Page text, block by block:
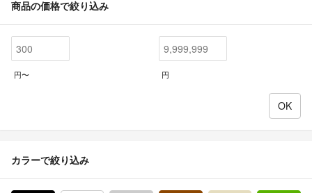
商品の価格で絞り込み
円〜 円
カラーで絞り込み